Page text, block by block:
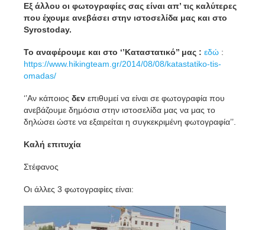
Εξ άλλου οι φωτογραφίες σας είναι απ’ τις καλύτερες
που έχουμε ανεβάσει στην ιστοσελίδα μας και στο
Syrostoday.
Το αναφέρουμε και στο ‘’Καταστατικό’’ μας : εδώ :
https://www.hikingteam.gr/2014/08/08/katastatiko-tis-
omadas/
‘’Αν κάποιος δεν επιθυμεί να είναι σε φωτογραφία που
ανεβάζουμε δημόσια στην ιστοσελίδα μας να μας το
δηλώσει ώστε να εξαιρείται η συγκεκριμένη φωτογραφία’’.
Καλή επιτυχία
Στέφανος
Οι άλλες 3 φωτογραφίες είναι: